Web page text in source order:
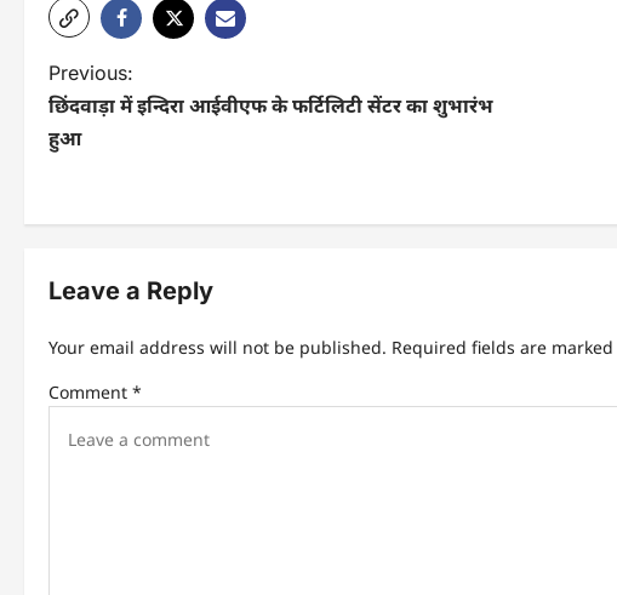
P
o
s
a
v
i
Previous:
छिंदवाड़ा में इन्दिरा आईवीएफ के फर्टिलिटी सेंटर का शुभारंभ
हुआ
Leave a Reply
Your email address will not be published. Required fields are marked
Comment *